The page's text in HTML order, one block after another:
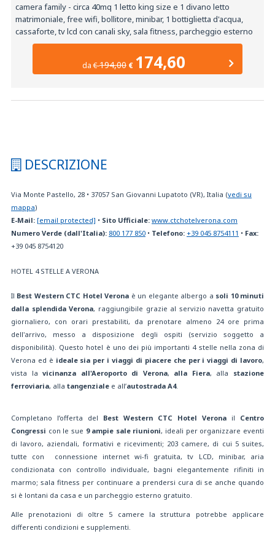
camera family - circa 40mq 1 letto king size e 1 divano letto
matrimoniale, free wifi, bollitore, minibar, 1 bottiglietta d'acqua,
cassaforte, tv lcd con canali sky, sala fitness, parcheggio esterno
da€194,00 € 174,60
DESCRIZIONE
Via Monte Pastello, 28 • 37057 San Giovanni Lupatoto (VR), Italia (vedi su
mappa)
E-Mail: [email protected] • Sito Ufficiale: www.ctchotelverona.com
Numero Verde (dall'Italia): 800 177 850 • Telefono: +39 045 8754111 • Fax:
+39 045 8754120
HOTEL 4 STELLE A VERONA
Il Best Western CTC Hotel Verona è un elegante albergo a soli 10 minuti
dalla splendida Verona, raggiungibile grazie al servizio navetta gratuito
giornaliero, con orari prestabiliti, da prenotare almeno 24 ore prima
dell'arrivo, messo a disposizione degli ospiti (servizio soggetto a
disponibilità). Questo hotel è uno dei più importanti 4 stelle nella zona di
Verona ed è ideale sia per i viaggi di piacere che per i viaggi di lavoro,
vista lavicinanza all'Aeroporto di Verona, alla Fiera, alla stazione
ferroviaria, alla tangenziale e all’autostrada A4.
Completano l’offerta del Best Western CTC Hotel Verona il Centro
Congressi con le sue 9 ampie sale riunioni, ideali per organizzare eventi
di lavoro, aziendali, formativi e ricevimenti; 203 camere, di cui 5 suites,
tutte con connessione internet wi-fi gratuita, tv LCD, minibar, aria
condizionata con controllo individuale, bagni elegantemente rifiniti in
marmo; sala fitness per continuare a prendersi cura di se anche quando
si è lontani da casa e un parcheggio esterno gratuito.
Alle prenotazioni di oltre 5 camere la struttura potrebbe applicare
differenti condizioni e supplementi.